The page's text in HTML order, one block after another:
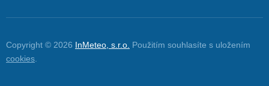
Copyright © 2026 InMeteo, s.r.o. Použitím souhlasíte s uložením
cookies